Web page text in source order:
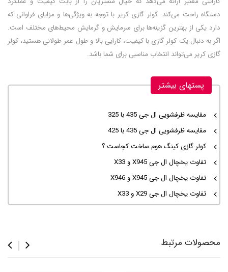
دستگاه راحت می‌کند. کولر گازی کریر با توجه به ویژگی‌ها و مزایای فراوانی که
دارد یکی از بهترین گزینه‌ها برای سرمایش و گرمایش محیط‌های مختلف است.
اگر به دنبال یک کولر گازی با کیفیت، کارایی بالا و طول عمر طولانی هستید، کولر
گازی کریر می‌تواند انتخاب مناسبی برای شما باشد.
پستهای بیشتر
مقایسه ظرفشویی ال جی 435 با 325
مقایسه ظرفشویی ال جی 435 با 425
کولر گازی کینگ هوم ساخت کجاست ؟
تفاوت یخچال ال جی X945 و X33
تفاوت یخچال ال جی X945 و X946
تفاوت یخچال ال جی X29 و X33
محصولات مرتبط